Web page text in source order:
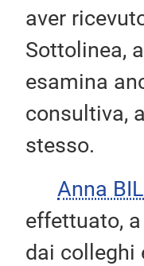
aver
Sottolinea,
esamina
consultiva,
stesso.
Anna
effettuato,
dai colleghi